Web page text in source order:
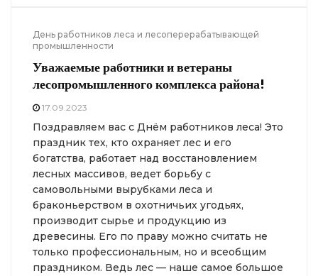
День работников леса и лесоперерабатывающей
промышленности
Уважаемые работники и ветераны
лесопромышленного комплекса района!
17.09.2023
Поздравляем вас с Днём работников леса! Это
праздник тех, кто охраняет лес и его
богатства, работает над восстановлением
лесных массивов, ведет борьбу с
самовольными вырубками леса и
браконьерством в охотничьих угодьях,
производит сырье и продукцию из
древесины. Его по праву можно считать не
только профессиональным, но и всеобщим
праздником. Ведь лес — наше самое большое